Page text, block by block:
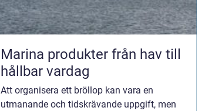
Marina produkter från hav till
hållbar vardag
Att organisera ett bröllop kan vara en
utmanande och tidskrävande uppgift, men